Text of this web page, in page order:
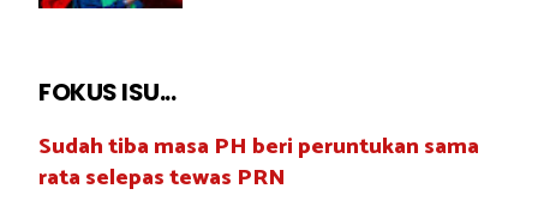
FOKUS ISU...
Sudah tiba masa PH beri peruntukan sama
rata selepas tewas PRN